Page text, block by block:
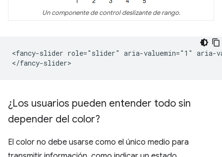
Un componente de control deslizante de rango.
<fancy-slider role="slider" aria-valuemin="1" aria-
¿Los usuarios pueden entender todo sin
depender del color?
El color no debe usarse como el único medio para